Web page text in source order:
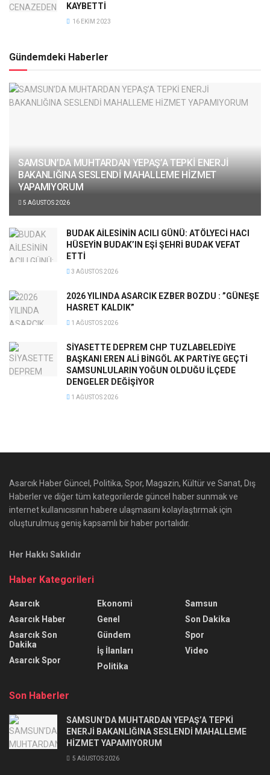
KAYBETTİ
16 EKIM 2023
Gündemdeki Haberler
SAMSUN’DA MUHTARDAN YEPAŞ’A TEPKİ ENERJİ
BAKANLIĞINA SESLENDİ MAHALLEME HİZMET
YAPAMIYORUM
5 AĞUSTOS 2026
BUDAK AİLESİNİN ACILI GÜNÜ: ATÖLYECİ HACI
HÜSEYİN BUDAK’IN EŞİ ŞEHRİ BUDAK VEFAT
ETTİ
3 AĞUSTOS 2026
2026 YILINDA ASARCIK EZBER BOZDU : ”GÜNEŞE
HASRET KALDIK”
1 AĞUSTOS 2026
SİYASETTE DEPREM CHP TUZLABELEDİYE
BAŞKANI EREN ALİ BİNGÖL AK PARTİYE GEÇTİ
SAMSUNLULARIN YOĞUN OLDUĞU İLÇEDE
DENGELER DEĞİŞİYOR
1 AĞUSTOS 2026
Asarcık Haber Güncel, Politika, Spor, Magazin, Kültür ve Sanat, Dış
Haberler ve diğer tüm kategorilerde güncel haber sunmak ve
internet kullanıcısının habere ulaşmasını kolaylaştırmak için
oluşturulmuş geniş kapsamlı bir haber portalıdır.
Her Hakkı Saklıdır
Haber Kategorileri
Asarcık
Asarcık Haber
Asarcık Son
Dakika
Asarcık Spor
Ekonomi
Genel
Gündem
İş İlanları
Politika
Samsun
Son Dakika
Spor
Video
Son Haberler
SAMSUN’DA MUHTARDAN YEPAŞ’A TEPKİ
ENERJİ BAKANLIĞINA SESLENDİ MAHALLEME
HİZMET YAPAMIYORUM
5 AĞUSTOS 2026